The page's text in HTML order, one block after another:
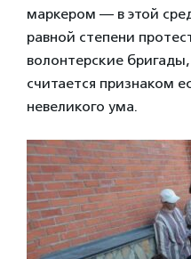
маркером — в этой
равной степени
волонтерские
считается признаком
невеликого ума.